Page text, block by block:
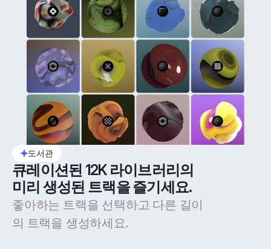
도서관
큐레이션된 12K 라이브러리의
미리 생성된 트랙을 즐기세요.
좋아하는 트랙을 선택하고 다른 길이
의 트랙을 생성하세요.